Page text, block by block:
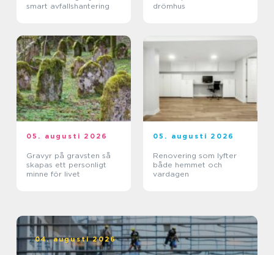
smart avfallshantering
drömhus
05. augusti 2026
Gravyr på gravsten så
skapas ett personligt
minne för livet
05. augusti 2026
Renovering som lyfter
både hemmet och
vardagen
04. augusti 2026